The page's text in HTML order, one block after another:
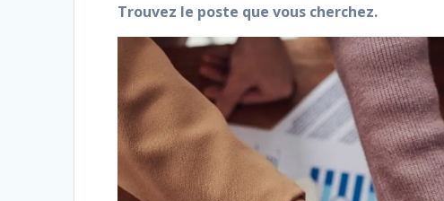
Trouvez le poste que vous cherchez.